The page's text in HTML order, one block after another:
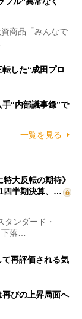
商品「みんなで
した“成田プロ
手“内部議事録”で
一覧を見る
大反転の期待》
四半期決算、…
ンダード・
落…
再評価される気
びの上昇局面へ